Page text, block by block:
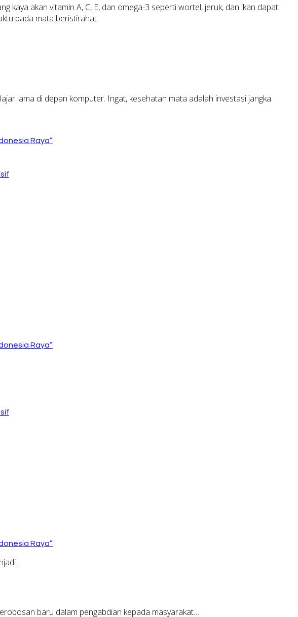
kaya akan vitamin A, C, E, dan omega-3 seperti wortel, jeruk, dan ikan dapat
pada mata beristirahat.
lama di depan komputer. Ingat, kesehatan mata adalah investasi jangka
Raya”
Raya”
Raya”
baru dalam pengabdian kepada masyarakat…